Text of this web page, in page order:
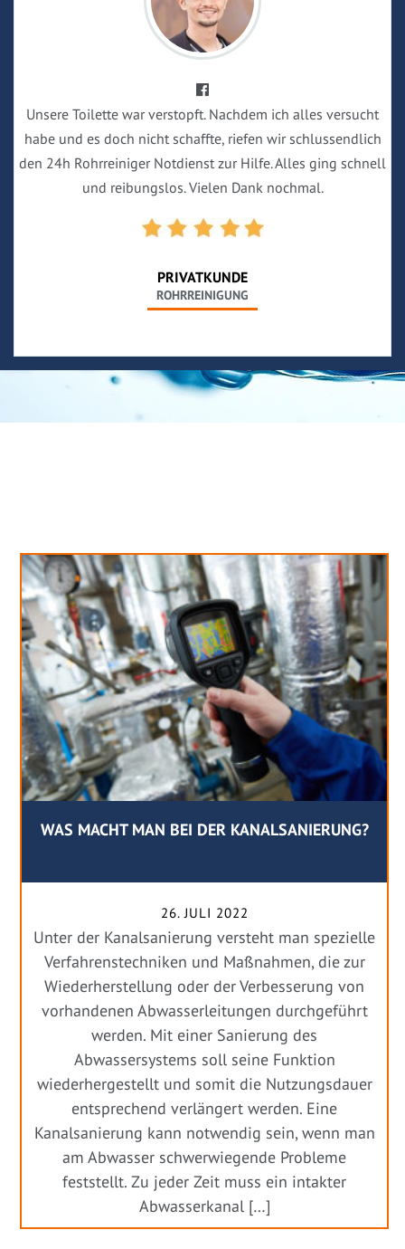
Unsere Toilette war verstopft. Nachdem ich alles versucht
habe und es doch nicht schaffte, riefen wir schlussendlich
den 24h Rohrreiniger Notdienst zur Hilfe. Alles ging schnell
und reibungslos. Vielen Dank nochmal.
PRIVATKUNDE
ROHRREINIGUNG
WAS MACHT MAN BEI DER KANALSANIERUNG?
26. JULI 2022
Unter der Kanalsanierung versteht man spezielle
Verfahrenstechniken und Maßnahmen, die zur
Wiederherstellung oder der Verbesserung von
vorhandenen Abwasserleitungen durchgeführt
werden. Mit einer Sanierung des
Abwassersystems soll seine Funktion
wiederhergestellt und somit die Nutzungsdauer
entsprechend verlängert werden. Eine
Kanalsanierung kann notwendig sein, wenn man
am Abwasser schwerwiegende Probleme
feststellt. Zu jeder Zeit muss ein intakter
Abwasserkanal […]